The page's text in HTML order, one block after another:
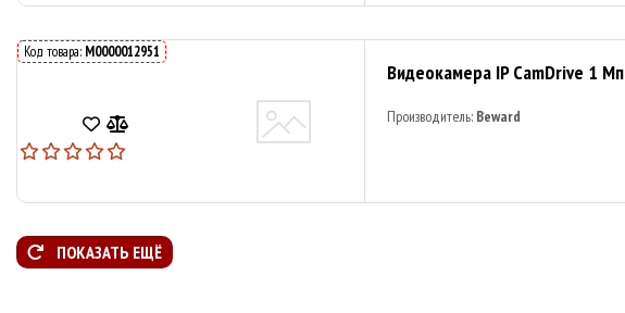
Код товара: M0000012951
Видеокамера IP CamDrive 1 Мп
Производитель: Beward
ПОКАЗАТЬ ЕЩЁ